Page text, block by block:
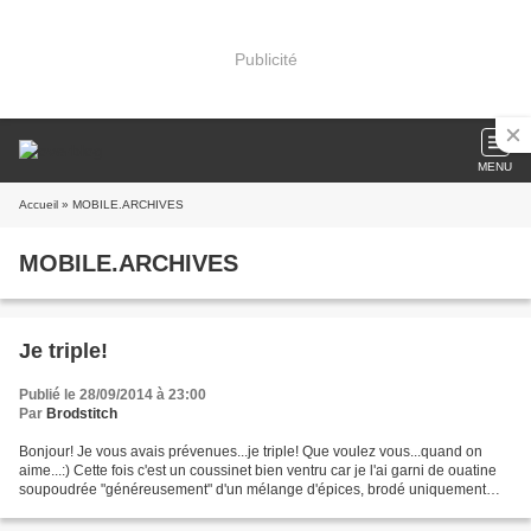
Publicité
MENU
Accueil » MOBILE.ARCHIVES
MOBILE.ARCHIVES
Je triple!
Publié le 28/09/2014 à 23:00
Par Brodstitch
Bonjour! Je vous avais prévenues...je triple! Que voulez vous...quand on
aime...:) Cette fois c'est un coussinet bien ventru car je l'ai garni de ouatine
soupoudrée "généreusement" d'un mélange d'épices, brodé uniquement